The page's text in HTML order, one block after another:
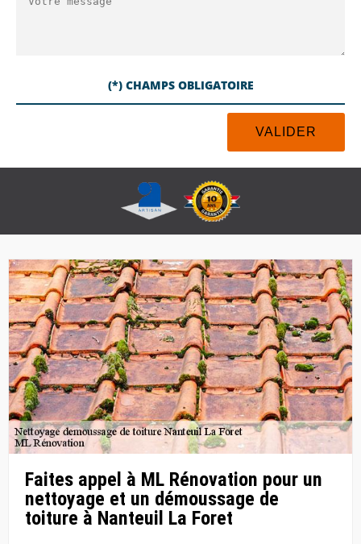
(*) CHAMPS OBLIGATOIRE
Faites appel à ML Rénovation pour un
nettoyage et un démoussage de
toiture à Nanteuil La Foret